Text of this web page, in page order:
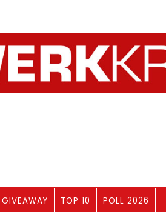
GIVEAWAY TOP 10 POLL 2026